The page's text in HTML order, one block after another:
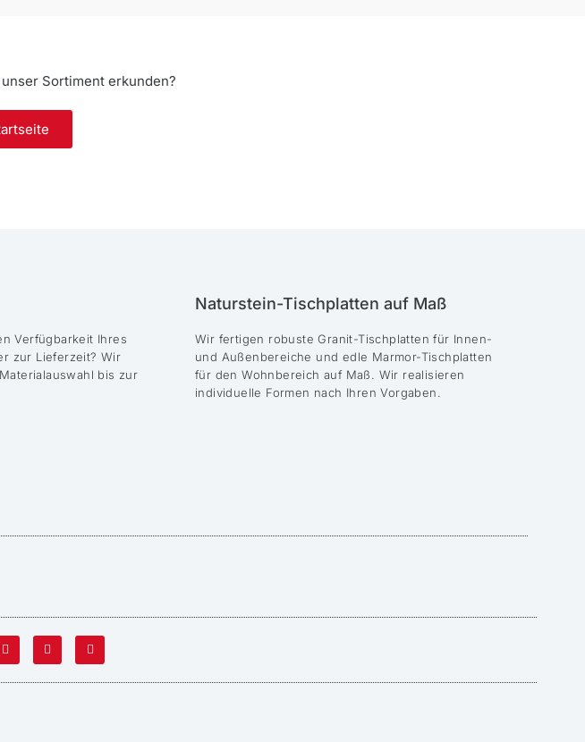
Sortiment erkunden?
Verfügbarkeit Ihres
zur Lieferzeit? Wir
bis zur
Naturstein-Tischplatten auf Maß
Wir fertigen robuste Granit-Tischplatten für Innen-
und Außenbereiche und edle Marmor-Tischplatten
für den Wohnbereich auf Maß. Wir realisieren
individuelle Formen nach Ihren Vorgaben.